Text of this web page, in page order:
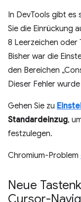
In DevTools gibt es
Sie die Einrückung
8 Leerzeichen oder
Bisher war die
den Bereichen
Dieser Fehler
Gehen Sie zu
Standardeinzug,
festzulegen.
Chromium-Problem
Neue